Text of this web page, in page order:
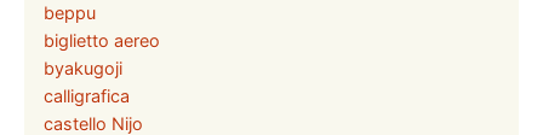
beppu
biglietto aereo
byakugoji
calligrafica
castello Nijo